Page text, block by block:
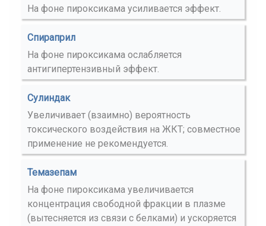
На фоне пироксикама усиливается эффект.
Спираприл
На фоне пироксикама ослабляется
антигипертензивный эффект.
Сулиндак
Увеличивает (взаимно) вероятность
токсического воздействия на ЖКТ; совместное
применение не рекомендуется.
Темазепам
На фоне пироксикама увеличивается
концентрация свободной фракции в плазме
(вытесняется из связи с белками) и ускоряется